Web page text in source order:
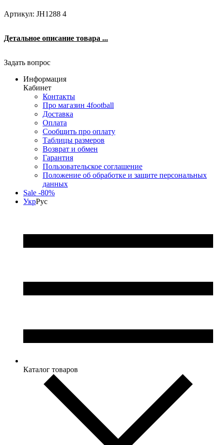
Артикул: JH1288 4
Детальное описание товара ...
Задать вопрос
Информация
Кабинет
Контакты
Про магазин 4football
Доставка
Оплата
Сообщить про оплату
Таблицы размеров
Возврат и обмен
Гарантия
Пользовательское соглашение
Положение об обработке и защите персональных
данных
Sale -80%
УкрРус
Каталог товаров